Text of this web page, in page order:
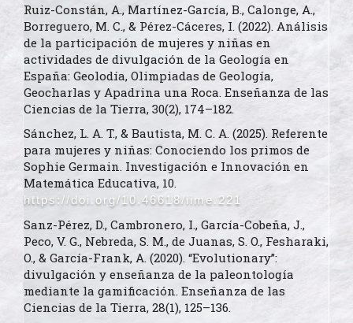
Ruiz-Constán, A., Martínez-García, B., Calonge, A.,
Borreguero, M. C., & Pérez-Cáceres, I. (2022). Análisis
de la participación de mujeres y niñas en
actividades de divulgación de la Geología en
España: Geolodía, Olimpiadas de Geología,
Geocharlas y Apadrina una Roca. Enseñanza de las
Ciencias de la Tierra, 30(2), 174–182.
Sánchez, L. A. T., & Bautista, M. C. A. (2025). Referente
para mujeres y niñas: Conociendo los primos de
Sophie Germain. Investigación e Innovación en
Matemática Educativa, 10.
https://doi.org/10.46618/iime.221
Sanz-Pérez, D., Cambronero, I., García-Cobeña, J.,
Peco, V. G., Nebreda, S. M., de Juanas, S. O., Fesharaki,
O., & García-Frank, A. (2020). “Evolutionary”:
divulgación y enseñanza de la paleontología
mediante la gamificación. Enseñanza de las
Ciencias de la Tierra, 28(1), 125–136.